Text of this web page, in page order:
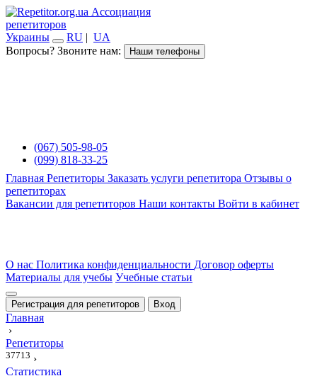
Ассоциация
репетиторов
Украины
RU | UA
Вопросы? Звоните нам:
Наши телефоны
(067) 505-98-05
(099) 818-33-25
Главная Репетиторы Заказать услуги репетитора Отзывы о
репетиторах
Вакансии для репетиторов Наши контакты Войти в кабинет
О нас Политика конфиденциальности Договор оферты
Материалы для учебы Учебные статьи
Регистрация для репетиторов Вход
Главная
›
Репетиторы
37713 ›
Статистика